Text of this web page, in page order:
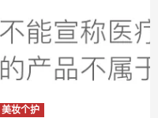
美妆个护